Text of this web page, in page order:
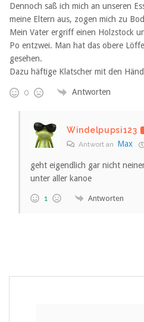
Dennoch saß ich mich an unseren
meine Eltern aus, zogen mich zu
Mein Vater ergriff einen Holzstock
Po entzwei. Man hat das obere
gesehen.
Dazu häftige Klatscher mit den
0 Antworten
Windelpupsi123
Antwort an Max
geht eigendlich gar nicht
unter aller kanoe
1 Antworten